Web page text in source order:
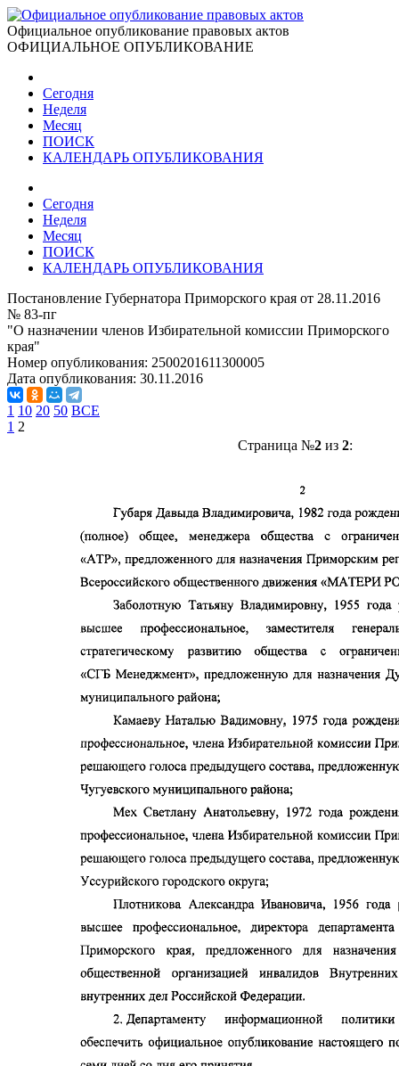
Официальное опубликование правовых актов
ОФИЦИАЛЬНОЕ ОПУБЛИКОВАНИЕ
Сегодня
Неделя
Месяц
ПОИСК
КАЛЕНДАРЬ ОПУБЛИКОВАНИЯ
Сегодня
Неделя
Месяц
ПОИСК
КАЛЕНДАРЬ ОПУБЛИКОВАНИЯ
Постановление Губернатора Приморского края от 28.11.2016
№ 83-пг
"О назначении членов Избирательной комиссии Приморского
края"
Номер опубликования: 2500201611300005
Дата опубликования: 30.11.2016
1 10 20 50 ВСЕ
1 2
Страница №2из 2: